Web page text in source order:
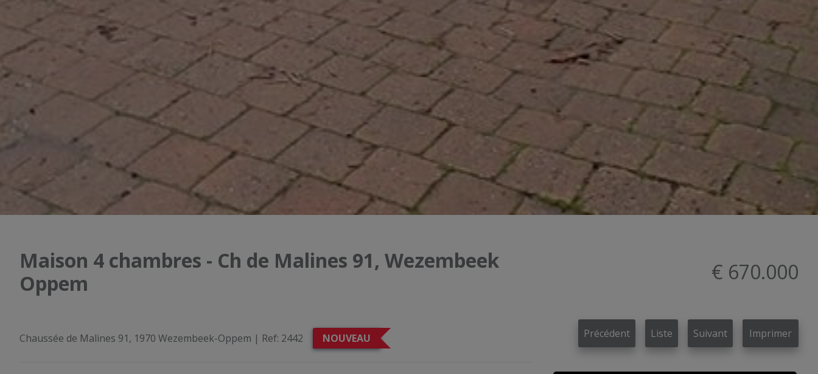
Maison 4 chambres - Ch de Malines 91, Wezembeek
Oppem
€ 670.000
Chaussée de Malines 91, 1970 Wezembeek-Oppem | Ref: 2442 NOUVEAU Précédent Liste Suivant Imprimer